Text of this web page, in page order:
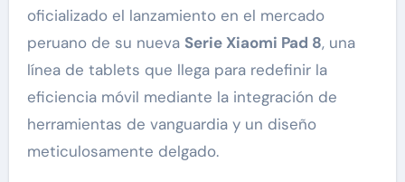
oficializado el lanzamiento en el mercado
peruano de su nueva Serie Xiaomi Pad 8, una
línea de tablets que llega para redefinir la
eficiencia móvil mediante la integración de
herramientas de vanguardia y un diseño
meticulosamente delgado.